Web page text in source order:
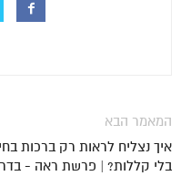
המאמר הבא
איך נצליח לראות רק ברכות
בלי קללות? | פרשת ראה -